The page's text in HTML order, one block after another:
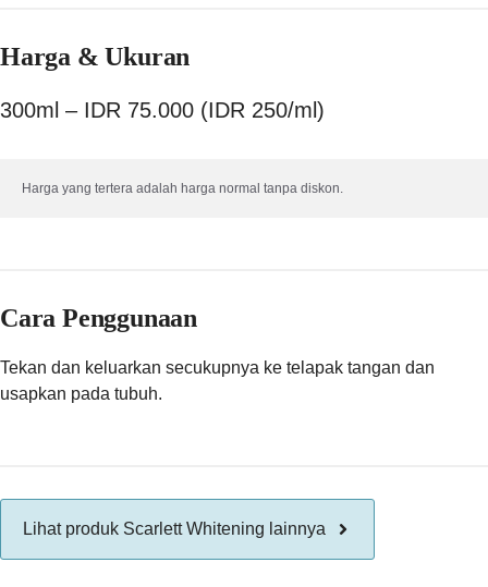
Harga & Ukuran
300ml – IDR 75.000 (IDR 250/ml)
Harga yang tertera adalah harga normal tanpa diskon.
Cara Penggunaan
Tekan dan keluarkan secukupnya ke telapak tangan dan
usapkan pada tubuh.
Lihat produk Scarlett Whitening lainnya